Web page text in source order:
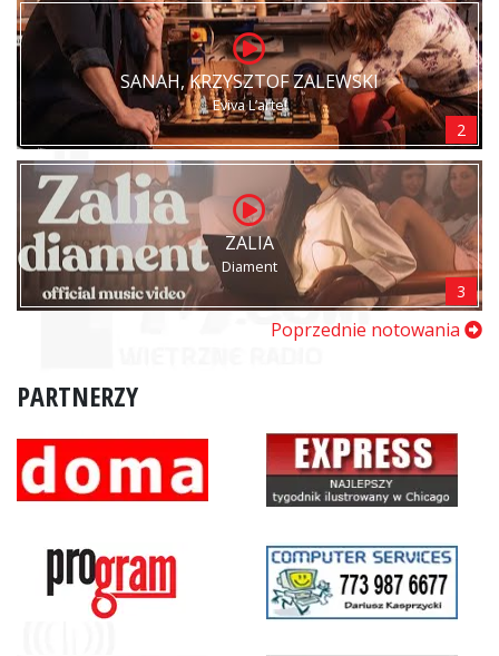
SANAH, KRZYSZTOF ZALEWSKI
Eviva L’arte!
2
ZALIA
Diament
3
Poprzednie notowania
PARTNERZY